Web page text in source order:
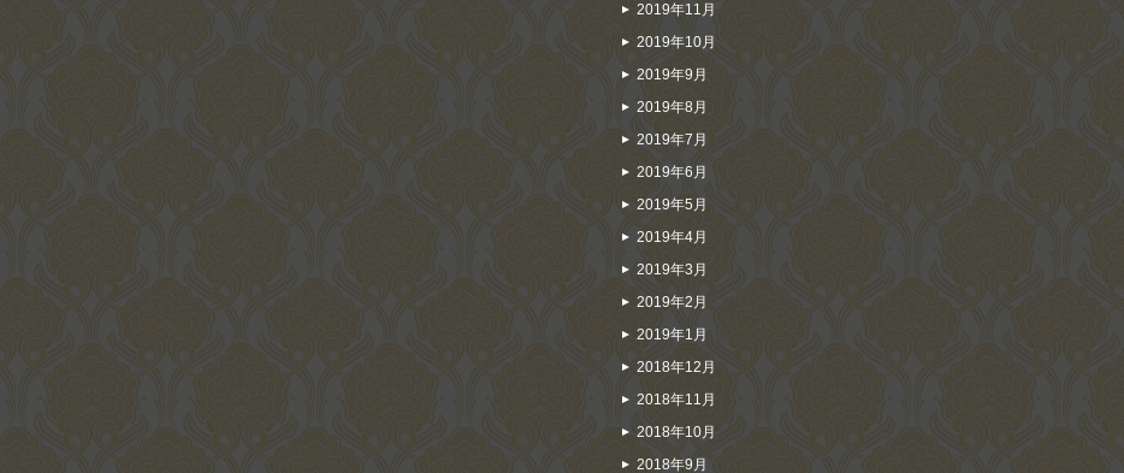
2019年11月
2019年10月
2019年9月
2019年8月
2019年7月
2019年6月
2019年5月
2019年4月
2019年3月
2019年2月
2019年1月
2018年12月
2018年11月
2018年10月
2018年9月